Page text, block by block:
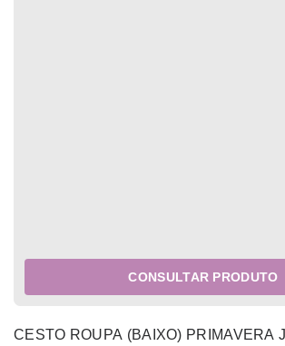
CONSULTAR PRODUTO
CESTO ROUPA (BAIXO) PRIMAVERA